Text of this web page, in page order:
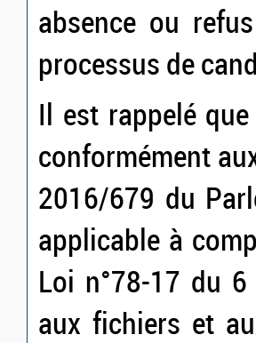
absence ou
processus de
Il est rappelé
conformément
2016/679 du
applicable à
Loi n°78-17 du
aux fichiers et